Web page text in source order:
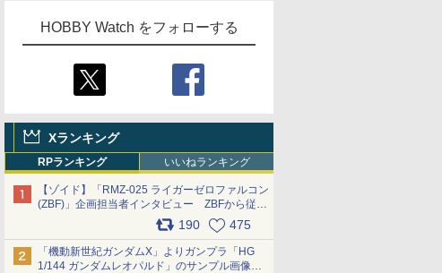
HOBBY Watch をフォローする
Xランキング
RPランキング いいねランキング
【ゾイド】「RMZ-025 ライガーゼロファルコン
(ZBF)」企画担当者インタビュー ZBFから従来
デザインまで再現可能なボリューム満点のキッ
ト pic.x.com/6zOqQAQKkX
190 475
「機動新世紀ガンダムX」よりガンプラ「HG
1/144 ガンダムレオパルド」のサンプル画像が